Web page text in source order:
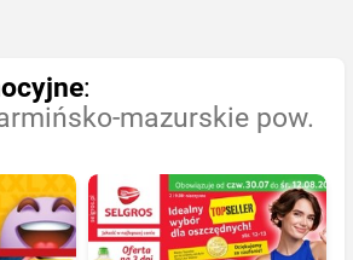
:
mazurskie pow.